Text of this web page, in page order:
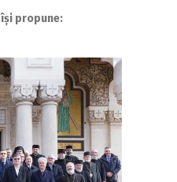
propune: